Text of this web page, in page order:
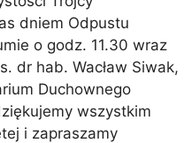
dniem Odpustu
o godz. 11.30 wraz
dr hab. Wacław Siwak,
Duchownego
wszystkim
i zapraszamy